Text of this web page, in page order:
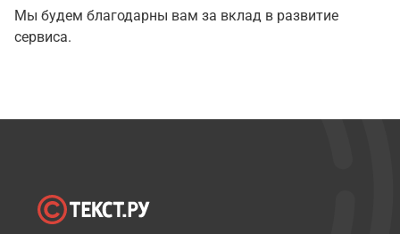
Мы будем благодарны вам за вклад в развитие
сервиса.